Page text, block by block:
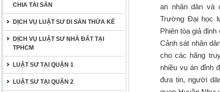
CHIA TÀI SẢN
DỊCH VỤ LUẬT SƯ DI SẢN THỪA KẾ
DỊCH VỤ LUẬT SƯ NHÀ ĐẤT TẠI
TPHCM
LUẬT SƯ TẠI QUẬN 1
LUẬT SƯ TẠI QUẬN 2
an nhân dân và
Trường Đại học
Phiên tòa giả
Cảnh sát nhân
cho các hãng
nhiều vụ án đỉnh
đưa tin, người